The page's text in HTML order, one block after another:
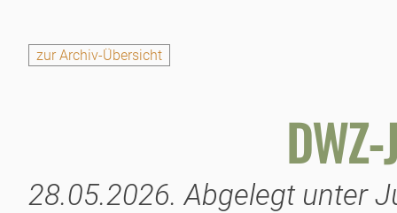
zur Archiv-Übersicht
28.05.2026. Abgelegt unter